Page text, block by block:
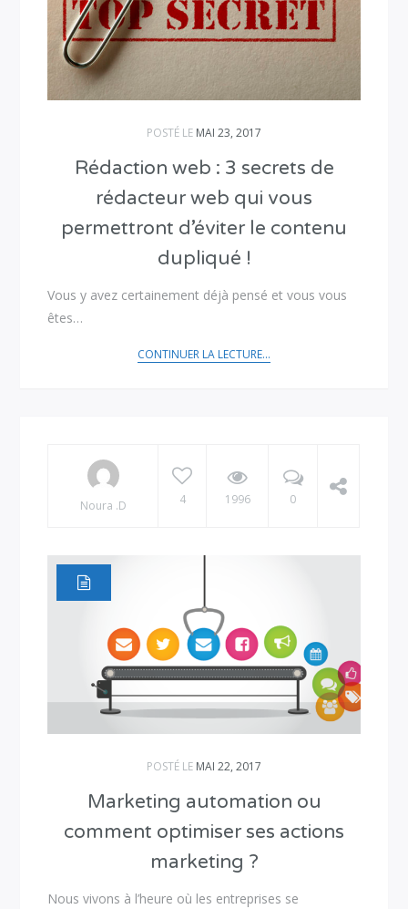
POSTÉ LE MAI 23, 2017
Rédaction web : 3 secrets de
rédacteur web qui vous
permettront d’éviter le contenu
dupliqué !
Vous y avez certainement déjà pensé et vous vous
êtes…
CONTINUER LA LECTURE...
Noura .D 4 1996 0
POSTÉ LE MAI 22, 2017
Marketing automation ou
comment optimiser ses actions
marketing ?
Nous vivons à l’heure où les entreprises se